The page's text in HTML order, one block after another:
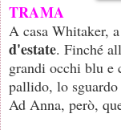
TRAMA
A casa Whitaker,
d'estate. Finché
grandi occhi blu
pallido, lo sguardo
Ad Anna, però,